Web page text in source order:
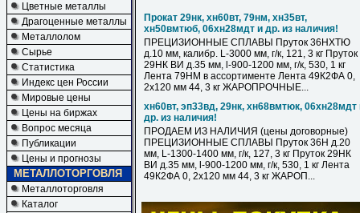
Цветные металлы
Драгоценные металлы
Металлолом
Сырье
Статистика
Индекс цен России
Мировые цены
Цены на биржах
Вопрос месяца
Публикации
Цены и прогнозы
МЕТАЛЛОТОРГОВЛЯ
Металлоторговля
Каталог
Прокат 29нк, хн60вт, 79нм, хн35вт,
хн50вмтюб, 06хн28мдт и др. из наличия!
ПРЕЦИЗИОННЫЕ СПЛАВЫ Пруток 36НХТЮ
д.10 мм, калибр. L-3000 мм, г/к, 121, 3 кг Пруток
29НК ВИ д.35 мм, l-900-1200 мм, г/к, 530, 1 кг
Лента 79НМ в ассортименте Лента 49К2ФА 0,
2х120 мм 44, 3 кг ЖАРОПРОЧНЫЕ...
хн60вт, эп33вд, 29нк, хн68вмтюк, 06хн28мдт
др. из наличия!
ПРОДАЕМ ИЗ НАЛИЧИЯ (цены договорные)
ПРЕЦИЗИОННЫЕ СПЛАВЫ Пруток 36Н д.20
мм, L-1300-1400 мм, г/к, 127, 3 кг Пруток 29НК
ВИ д.35 мм, l-900-1200 мм, г/к, 530, 1 кг Лента
49К2ФА 0, 2х120 мм 44, 3 кг ЖАРОП...